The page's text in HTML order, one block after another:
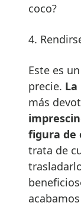
coco?
4.
Este es
precie.
más
figura de
trata de